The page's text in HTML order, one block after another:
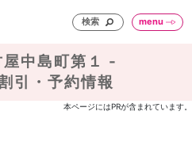
検索 menu
中島町第１ -
引・予約情報
本ページにはPRが含まれています。